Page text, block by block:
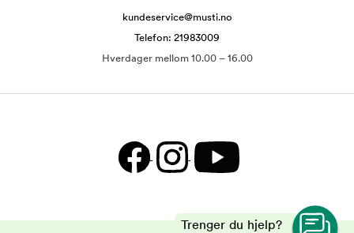
kundeservice@musti.no
Telefon: 21983009
Hverdager mellom 10.00 – 16.00
Trenger du hjelp?